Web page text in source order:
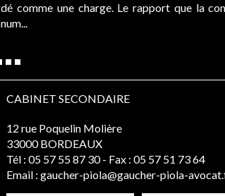
comme une charge. Le rapport que la
CABINET SECONDAIRE
12 rue Poquelin Molière
33000 BORDEAUX
Tél : 05 57 55 87 30 - Fax : 05 57 51 73 64
Email : gaucher-piola@gaucher-piola-